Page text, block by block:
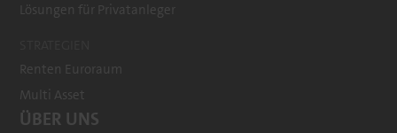
Lösungen für Privatanleger
Renten Euroraum
Multi Asset
ÜBER UNS